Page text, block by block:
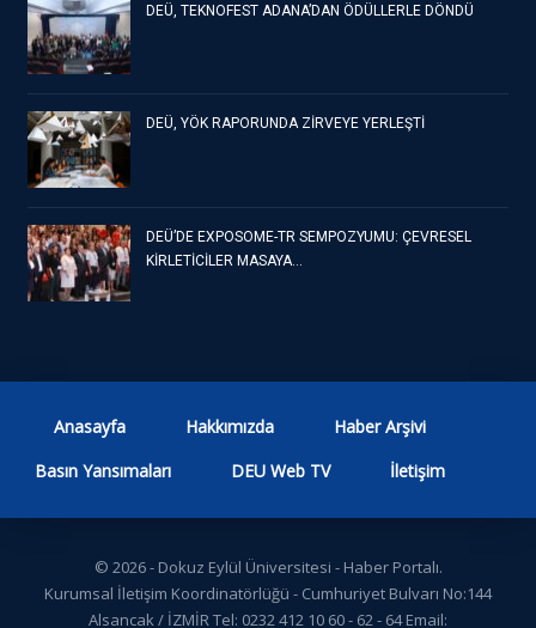
DEÜ, TEKNOFEST ADANA’DAN ÖDÜLLERLE DÖNDÜ
DEÜ, YÖK RAPORUNDA ZİRVEYE YERLEŞTİ
DEÜ’DE EXPOSOME-TR SEMPOZYUMU: ÇEVRESEL
KİRLETİCİLER MASAYA…
Anasayfa Hakkımızda
Haber Arşivi
Basın Yansımaları
DEU Web TV İletişim
© 2026 - Dokuz Eylül Üniversitesi - Haber Portalı.
Kurumsal İletişim Koordinatörlüğü - Cumhuriyet Bulvarı No:144
Alsancak / İZMİR Tel: 0232 412 10 60 - 62 - 64 Email: